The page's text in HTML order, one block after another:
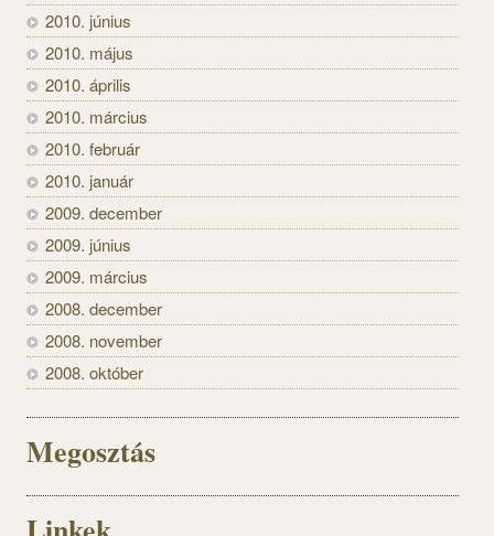
2010. június
2010. május
2010. április
2010. március
2010. február
2010. január
2009. december
2009. június
2009. március
2008. december
2008. november
2008. október
Megosztás